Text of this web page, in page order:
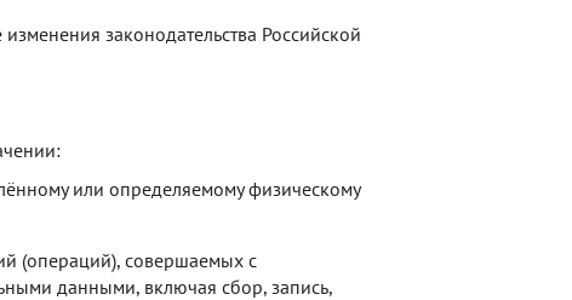
законодательства Российской
или определяемому физическому
(операций), совершаемых с
данными, включая сбор, запись,